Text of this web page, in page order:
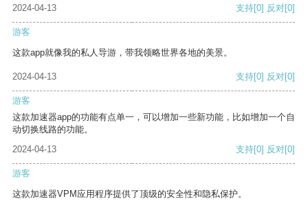
2024-04-13
支持[0] 反对[0]
游客
这款app就像我的私人导游，带我领略世界各地的美景。
2024-04-13 支持[0] 反对[0]
游客
这款加速器app的功能有点单一，可以增加一些新功能，比如增加一个自
动切换线路的功能。
2024-04-13
支持[0] 反对[0]
游客
这款加速器VPM应用程序提供了顶级的安全性和隐私保护。